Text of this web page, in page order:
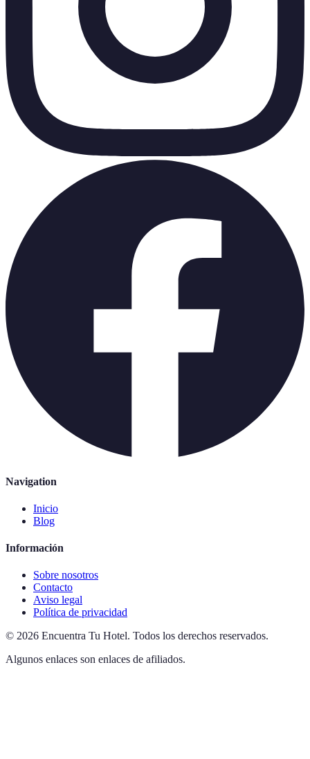
Navigation
Inicio
Blog
Información
Sobre nosotros
Contacto
Aviso legal
Política de privacidad
© 2026 Encuentra Tu Hotel. Todos los derechos reservados.
Algunos enlaces son enlaces de afiliados.